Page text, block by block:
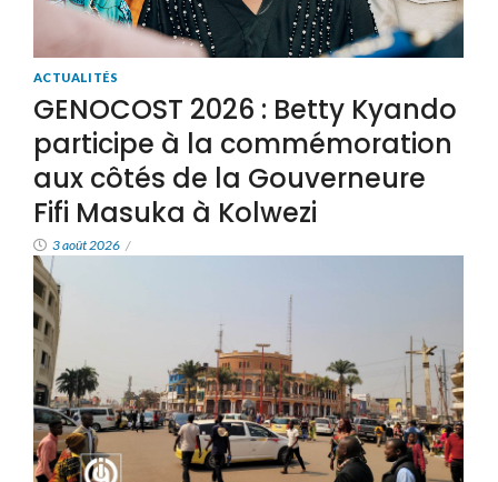
ACTUALITÉS
GENOCOST 2026 : Betty Kyando
participe à la commémoration
aux côtés de la Gouverneure
Fifi Masuka à Kolwezi
3 août 2026 /